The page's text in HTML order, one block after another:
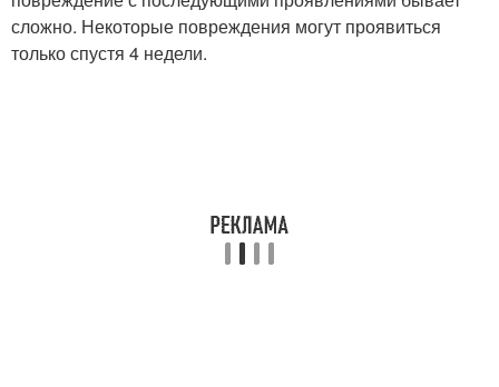
сложно. Некоторые повреждения могут проявиться
только спустя 4 недели.